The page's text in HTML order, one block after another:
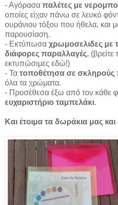
- Αγόρασα παλέτες με
οποίες είχαν πάνω σε λευκό
ουράνιου τόξου που ήθελα, και
παρουσίαση.
- Εκτύπωσα χρωμοσελιδες με
διάφορες παραλλαγές.
εκτυπώσιμες εδώ!)
- Τα τοποθέτησα σε σκληρούς
όλα τα χρώματα.
- Προσέθεσα έξω από τον κάθε
ευχαριστήριο ταμπελάκι.
Και έτοιμα τα δωράκια μας